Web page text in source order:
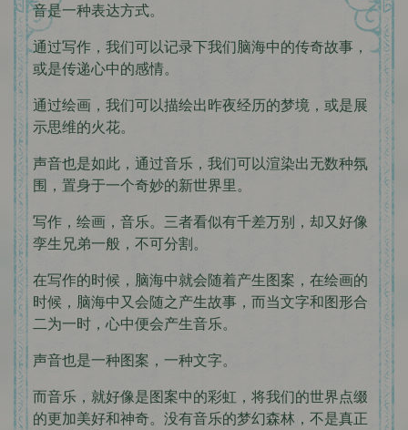
音是一种表达方式。
通过写作，我们可以记录下我们脑海中的传奇故事，
或是传递心中的感情。
通过绘画，我们可以描绘出昨夜经历的梦境，或是展
示思维的火花。
声音也是如此，通过音乐，我们可以渲染出无数种氛
围，置身于一个奇妙的新世界里。
写作，绘画，音乐。三者看似有千差万别，却又好像
孪生兄弟一般，不可分割。
在写作的时候，脑海中就会随着产生图案，在绘画的
时候，脑海中又会随之产生故事，而当文字和图形合
二为一时，心中便会产生音乐。
声音也是一种图案，一种文字。
而音乐，就好像是图案中的彩虹，将我们的世界点缀
的更加美好和神奇。没有音乐的梦幻森林，不是真正